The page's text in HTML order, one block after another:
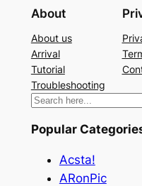
About
About us
Arrival
Tutorial
Troubleshooting
検
Popular
Acsta!
ARonPic